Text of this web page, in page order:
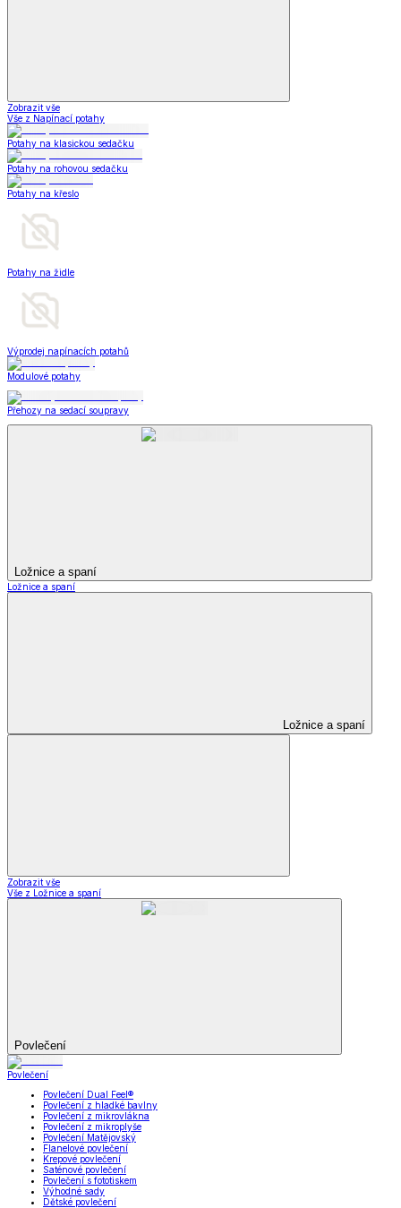
Zobrazit vše
Vše z Napínací potahy
Potahy na klasickou sedačku
Potahy na rohovou sedačku
Potahy na křeslo
Potahy na židle
Výprodej napínacích potahů
Modulové potahy
Přehozy na sedací soupravy
Ložnice a spaní
Ložnice a spaní
Ložnice a spaní
Zobrazit vše
Vše z Ložnice a spaní
Povlečení
Povlečení
Povlečení Dual Feel®
Povlečení z hladké bavlny
Povlečení z mikrovlákna
Povlečení z mikroplyše
Povlečení Matějovský
Flanelové povlečení
Krepové povlečení
Saténové povlečení
Povlečení s fototiskem
Výhodné sady
Dětské povlečení